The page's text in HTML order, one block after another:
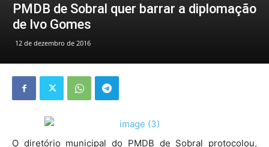
PMDB de Sobral quer barrar a diplomação
de Ivo Gomes
12 de dezembro de 2016
O diretório municipal do PMDB de Sobral protocolou,